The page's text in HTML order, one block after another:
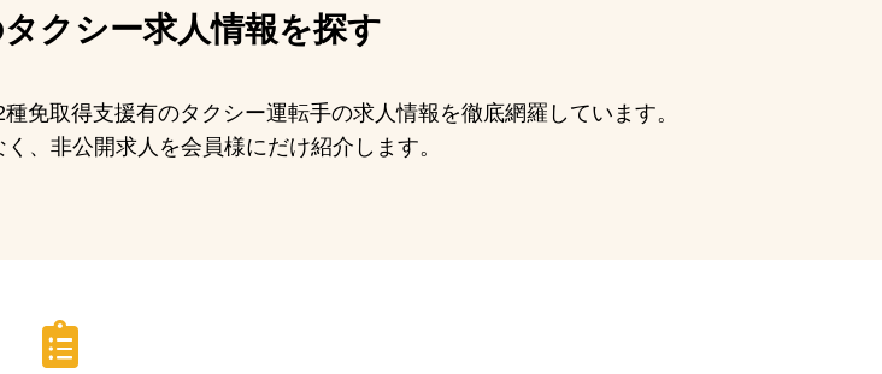
タクシー求人情報を探す
免取得支援有のタクシー運転手の求人情報を徹底網羅しています。
、非公開求人を会員様にだけ紹介します。